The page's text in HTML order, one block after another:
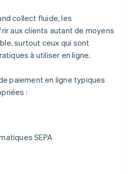
collect fluide, les
aux clients autant de moyens
surtout ceux qui sont
à utiliser en ligne.
paiement en ligne typiques
:
SEPA